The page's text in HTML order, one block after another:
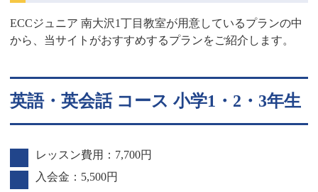
ECCジュニア 南大沢1丁目教室が用意しているプランの中
から、当サイトがおすすめするプランをご紹介します。
英語・英会話 コース 小学1・2・3年生
レッスン費用：7,700円
入会金：5,500円